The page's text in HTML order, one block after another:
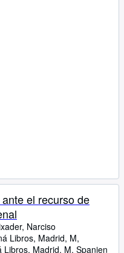
el recurso de
Narciso
Libros, Madrid, M,
Libros, Madrid, M, Spanien